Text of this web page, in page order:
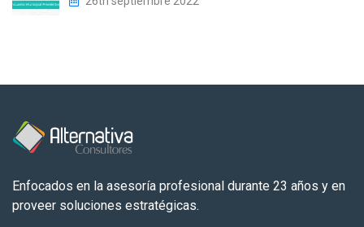
Enfocados en la asesoría profesional durante 23 años y en
proveer soluciones estratégicas.